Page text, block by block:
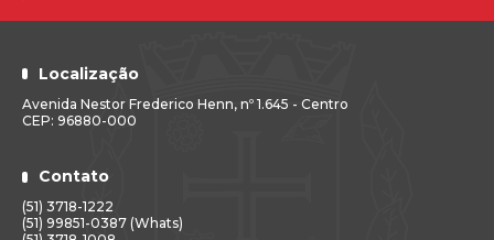
Localização
Avenida Nestor Frederico Henn, nº 1.645 - Centro
CEP: 96880-000
Contato
(51) 3718-1222
(51) 99851-0387 (Whats)